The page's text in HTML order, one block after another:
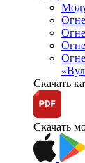
Скачать
Скачать